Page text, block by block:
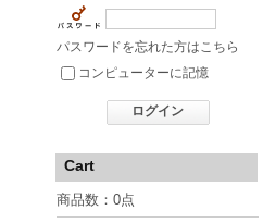
パスワードを忘れた方はこちら
コンピューターに記憶
ログイン
Cart
商品数：0点